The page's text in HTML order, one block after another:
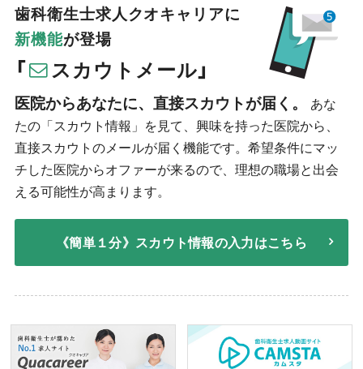
歯科衛生士求人クオキャリアに
新機能が登場
「 スカウトメール」
医院からあなたに、直接スカウトが届く。
あな
たの「スカウト情報」を見て、興味を持った医院から、
直接スカウトのメールが届く機能です。希望条件にマッ
チした医院からオファーが来るので、理想の職場と出会
える可能性が高まります。
《簡単１分》スカウト情報の入力はこちら